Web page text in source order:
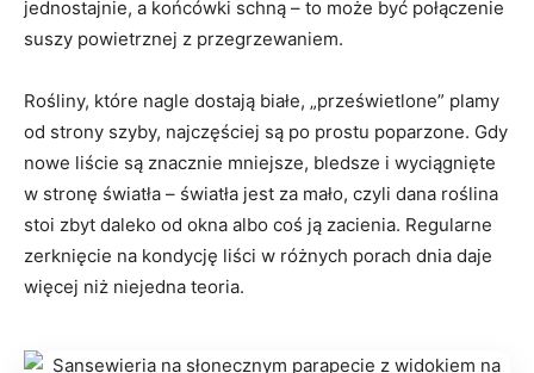
jednostajnie, a końcówki schną – to może być połączenie
suszy powietrznej z przegrzewaniem.
Rośliny, które nagle dostają białe, „prześwietlone” plamy
od strony szyby, najczęściej są po prostu poparzone. Gdy
nowe liście są znacznie mniejsze, bledsze i wyciągnięte
w stronę światła – światła jest za mało, czyli dana roślina
stoi zbyt daleko od okna albo coś ją zacienia. Regularne
zerknięcie na kondycję liści w różnych porach dnia daje
więcej niż niejedna teoria.